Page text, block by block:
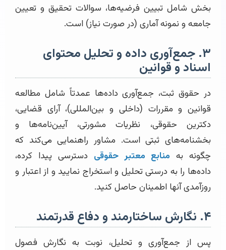
بخش شامل تبیین فرضیه‌ها، سوالات تحقیق و تعیین
جامعه و نمونه آماری (در صورت نیاز) است.
۳. جمع‌آوری داده و تحلیل محتوای
اسناد و قوانین
در حقوق ثبت، جمع‌آوری داده‌ها عمدتاً شامل مطالعه
قوانین و مقررات (داخلی و بین‌المللی)، آرای قضایی،
دکترین حقوقی، نظریات مشورتی، آیین‌نامه‌ها و
بخشنامه‌های ثبتی است. مشاور راهنمایی می‌کند که
چگونه به منابع معتبر حقوقی دسترسی پیدا کرده،
داده‌ها را به درستی تحلیل و استخراج نمایید و از اعتبار و
روزآمدی آنها اطمینان حاصل کنید.
۴. نگارش ساختارمند و دفاع قدرتمند
پس از جمع‌آوری و تحلیل، نوبت به نگارش فصول